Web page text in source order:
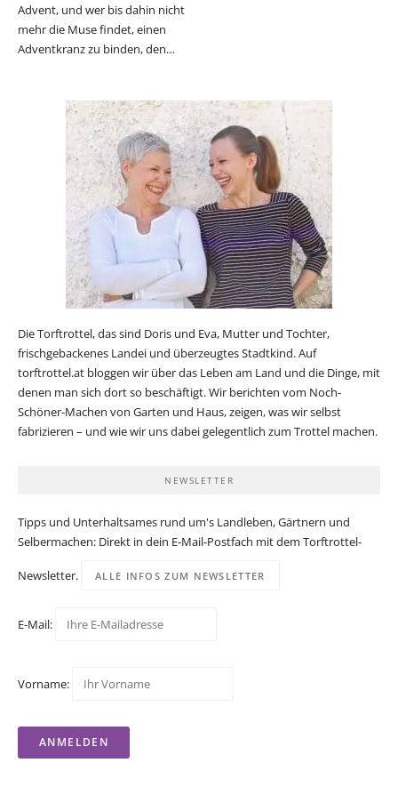
Advent, und wer bis dahin nicht
mehr die Muse findet, einen
Adventkranz zu binden, den…
Die Torftrottel, das sind Doris und Eva, Mutter und Tochter,
frischgebackenes Landei und überzeugtes Stadtkind. Auf
torftrottel.at bloggen wir über das Leben am Land und die Dinge, mit
denen man sich dort so beschäftigt. Wir berichten vom Noch-
Schöner-Machen von Garten und Haus, zeigen, was wir selbst
fabrizieren – und wie wir uns dabei gelegentlich zum Trottel machen.
NEWSLETTER
Tipps und Unterhaltsames rund um's Landleben, Gärtnern und
Selbermachen: Direkt in dein E-Mail-Postfach mit dem Torftrottel-
Newsletter. ALLE INFOS ZUM NEWSLETTER
E-Mail:
Vorname: